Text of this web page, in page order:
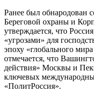
Ранее был
Береговой охраны и
утверждается, что
«угрозами» для
эпоху «глобального
отмечается, что
действия» Москвы и
ключевых
«ПолитРоссия».